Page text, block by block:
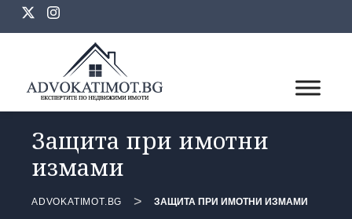
Skip
to
Защита при имотни
измами
ADVOKATIMOT.BG > ЗАЩИТА ПРИ ИМОТНИ ИЗМАМИ